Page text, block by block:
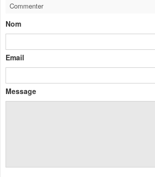
Commenter
Nom
Email
Message